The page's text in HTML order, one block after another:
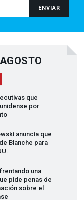
que
por
anuncia que
Blanche para
una
pide penas de
sobre el